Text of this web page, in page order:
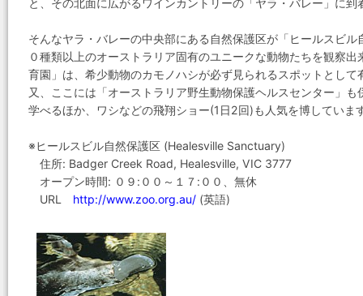
と、その北面に広がるワインカントリーの「ヤラ・バレー」に到
そんなヤラ・バレーの中央部にある自然保護区が「ヒールスビ
０種類以上のオーストラリア固有のユニークな動物たちを観察
育園」は、希少動物のカモノハシが必ず見られるスポットとして
又、ここには「オーストラリア野生動物保護ヘルスセンター」
学べるほか、ワシなどの飛翔ショー(1日2回)も人気を博していま
※ヒールスビル自然保護区 (Healesville Sanctuary)
住所: Badger Creek Road, Healesville, VIC 3777
オープン時間: ０９:００～１７:００、無休
URL http://www.zoo.org.au/ (英語)